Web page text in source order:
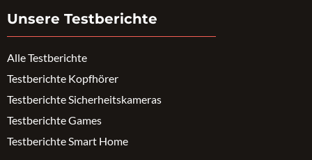
Unsere Testberichte
Alle Testberichte
Testberichte Kopfhörer
Testberichte Sicherheitskameras
Testberichte Games
Testberichte Smart Home